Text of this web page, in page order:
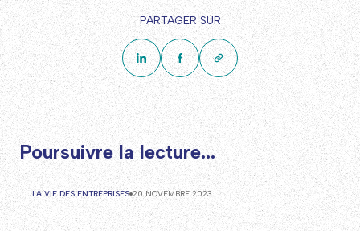
PARTAGER SUR
Poursuivre la lecture...
LA VIE DES ENTREPRISES 20 NOVEMBRE 2023